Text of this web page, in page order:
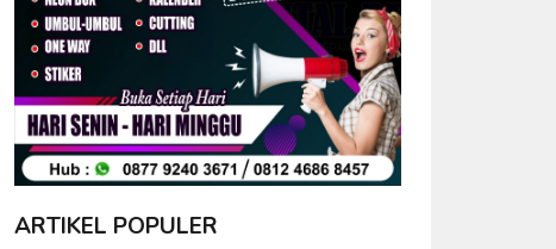
ARTIKEL POPULER